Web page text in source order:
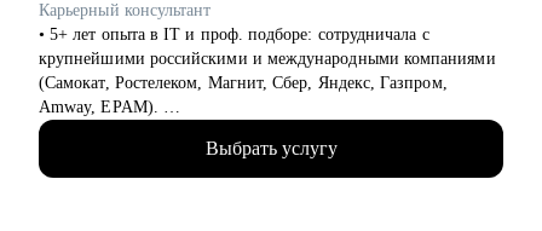
Карьерный консультант
• 5+ лет опыта в IT и проф. подборе: сотрудничала с
крупнейшими российскими и международными компаниями
(Самокат, Ростелеком, Магнит, Сбер, Яндекс, Газпром,
Amway, EPAM).
• 5000+ проведенных интервью с нанимающими. Знаю, как
правильно упаковать опыт, чтобы привлечь внимание
топовых работодателей.
Выбрать услугу